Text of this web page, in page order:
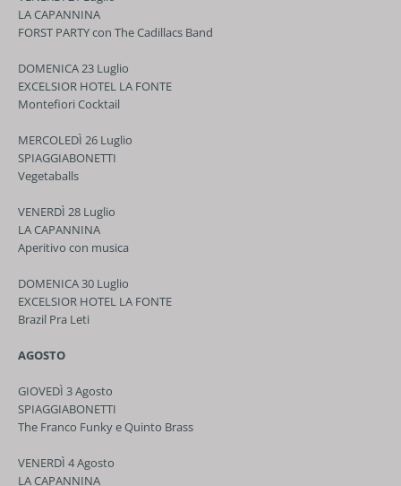
LA CAPANNINA
FORST PARTY con The Cadillacs Band
DOMENICA 23 Luglio
EXCELSIOR HOTEL LA FONTE
Montefiori Cocktail
MERCOLEDÌ 26 Luglio
SPIAGGIABONETTI
Vegetaballs
VENERDÌ 28 Luglio
LA CAPANNINA
Aperitivo con musica
DOMENICA 30 Luglio
EXCELSIOR HOTEL LA FONTE
Brazil Pra Leti
AGOSTO
GIOVEDÌ 3 Agosto
SPIAGGIABONETTI
The Franco Funky e Quinto Brass
VENERDÌ 4 Agosto
LA CAPANNINA